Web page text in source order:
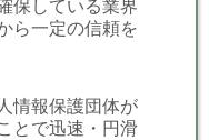
保している業界
ら一定の信頼を
情報保護団体が
とで迅速・円滑